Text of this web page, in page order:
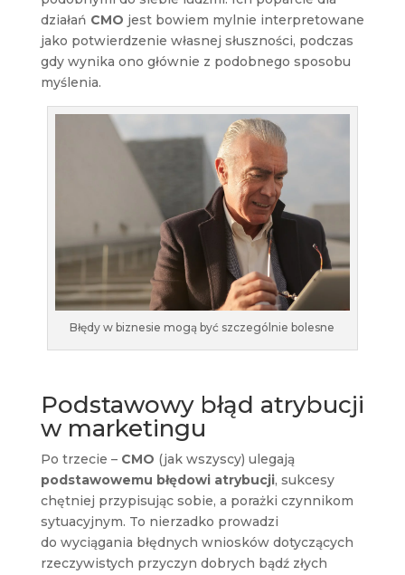
działań CMO jest bowiem mylnie interpretowane
jako potwierdzenie własnej słuszności, podczas
gdy wynika ono głównie z podobnego sposobu
myślenia.
Błędy w biznesie mogą być szczególnie bolesne
Podstawowy błąd atrybucji
w marketingu
Po trzecie – CMO (jak wszyscy) ulegają
podstawowemu błędowi atrybucji, sukcesy
chętniej przypisując sobie, a porażki czynnikom
sytuacyjnym. To nierzadko prowadzi
do wyciągania błędnych wniosków dotyczących
rzeczywistych przyczyn dobrych bądź złych